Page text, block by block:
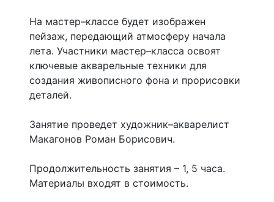
На мастер–классе будет изображен
пейзаж, передающий атмосферу начала
лета. Участники мастер–класса освоят
ключевые акварельные техники для
создания живописного фона и прорисовки
деталей.
Занятие проведет художник–акварелист
Макагонов Роман Борисович.
Продолжительность занятия – 1, 5 часа.
Материалы входят в стоимость.